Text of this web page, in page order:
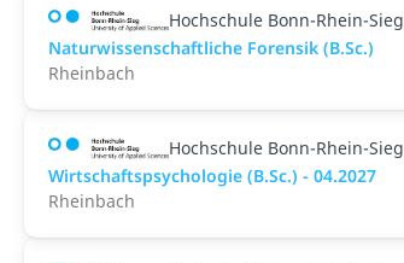
Hochschule Bonn-Rhein-Sieg
Naturwissenschaftliche Forensik (B.Sc.)
Rheinbach
Hochschule Bonn-Rhein-Sieg
Wirtschaftspsychologie (B.Sc.) - 04.2027
Rheinbach